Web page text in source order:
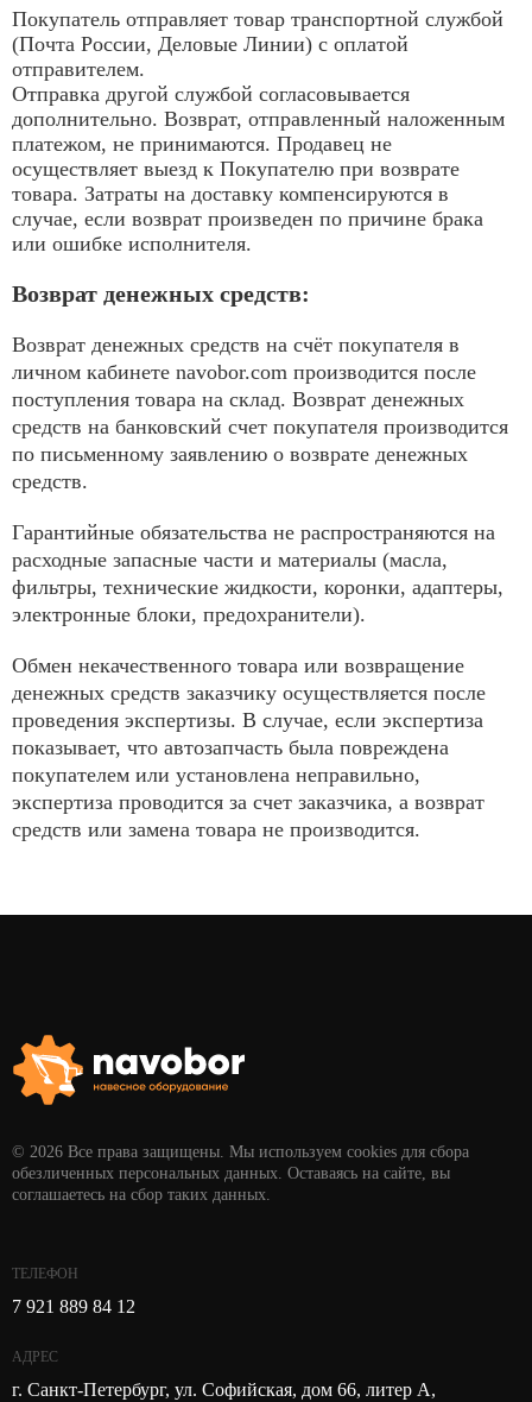
Покупатель отправляет товар транспортной службой
(Почта России, Деловые Линии) с оплатой
отправителем.
Отправка другой службой согласовывается
дополнительно. Возврат, отправленный наложенным
платежом, не принимаются. Продавец не
осуществляет выезд к Покупателю при возврате
товара. Затраты на доставку компенсируются в
случае, если возврат произведен по причине брака
или ошибке исполнителя.
Возврат денежных средств:
Возврат денежных средств на счёт покупателя в
личном кабинете navobor.com производится после
поступления товара на склад. Возврат денежных
средств на банковский счет покупателя производится
по письменному заявлению о возврате денежных
средств.
Гарантийные обязательства не распространяются на
расходные запасные части и материалы (масла,
фильтры, технические жидкости, коронки, адаптеры,
электронные блоки, предохранители).
Обмен некачественного товара или возвращение
денежных средств заказчику осуществляется после
проведения экспертизы. В случае, если экспертиза
показывает, что автозапчасть была повреждена
покупателем или установлена неправильно,
экспертиза проводится за счет заказчика, а возврат
средств или замена товара не производится.
© 2026 Все права защищены. Мы используем cookies для сбора
обезличенных персональных данных. Оставаясь на сайте, вы
соглашаетесь на сбор таких данных.
ТЕЛЕФОН
7 921 889 84 12
АДРЕС
г. Санкт-Петербург, ул. Софийская, дом 66, литер А,